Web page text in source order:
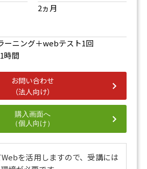
2ヵ月
ーニング＋webテスト1回
時間
お問い合わせ
（法人向け）
購入画面へ
（個人向け）
を活用しますので、受講には